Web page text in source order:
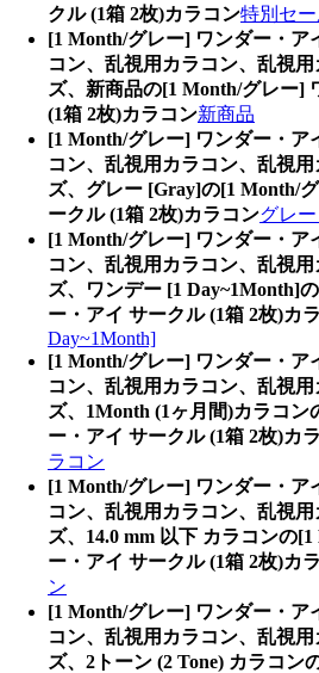
クル (1箱 2枚)カラコン特別セ
[1 Month/グレー] ワンダー・ア
コン、乱視用カラコン、乱視
ズ、新商品の[1 Month/グレー]
(1箱 2枚)カラコン新商品
[1 Month/グレー] ワンダー・ア
コン、乱視用カラコン、乱視
ズ、グレー [Gray]の[1 Month/
ークル (1箱 2枚)カラコングレ
[1 Month/グレー] ワンダー・ア
コン、乱視用カラコン、乱視
ズ、ワンデー [1 Day~1Month]
ー・アイ サークル (1箱 2枚)カ
Day~1Month]
[1 Month/グレー] ワンダー・ア
コン、乱視用カラコン、乱視
ズ、1Month (1ヶ月間)カラコ
ー・アイ サークル (1箱 2枚)カ
ラコン
[1 Month/グレー] ワンダー・ア
コン、乱視用カラコン、乱視
ズ、14.0 mm 以下 カラコンの
ー・アイ サークル (1箱 2枚)カ
ン
[1 Month/グレー] ワンダー・ア
コン、乱視用カラコン、乱視
ズ、2トーン (2 Tone) カラコン